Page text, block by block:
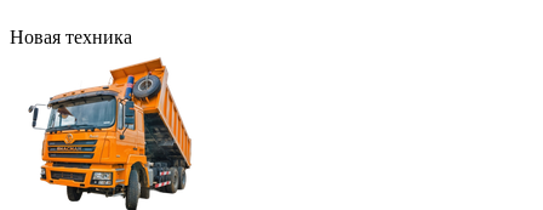
Новая техника